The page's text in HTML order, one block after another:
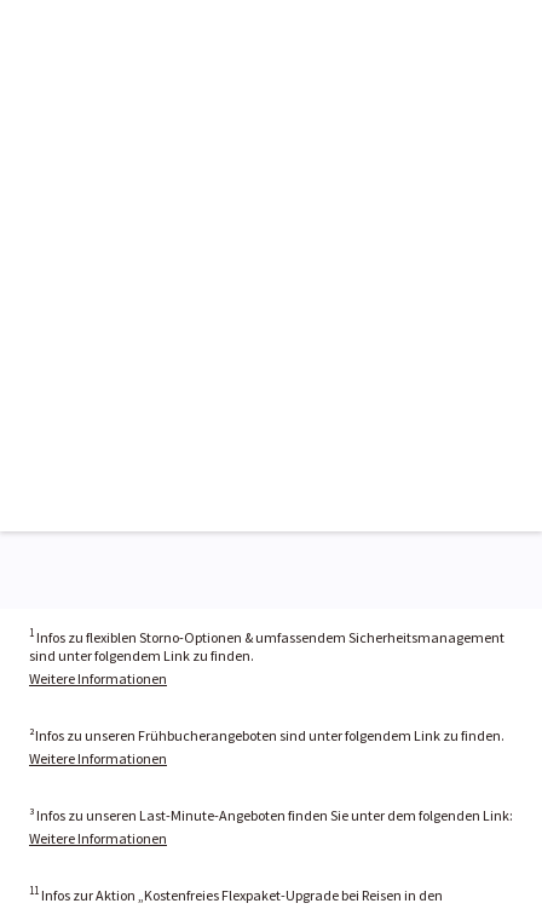
1 Infos zu flexiblen Storno-Optionen & umfassendem Sicherheitsmanagement
sind unter folgendem Link zu finden.
Weitere Informationen
²Infos zu unseren Frühbucherangeboten sind unter folgendem Link zu finden.
Weitere Informationen
³ Infos zu unseren Last-Minute-Angeboten finden Sie unter dem folgenden Link:
Weitere Informationen
11 Infos zur Aktion „Kostenfreies Flexpaket-Upgrade bei Reisen in den